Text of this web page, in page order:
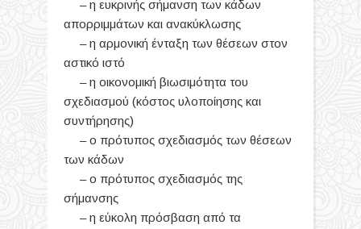
– η ευκρινής σήμανση των κάδων
απορριμμάτων και ανακύκλωσης
– η αρμονική ένταξη των θέσεων στον
αστικό ιστό
– η οικονομική βιωσιμότητα του
σχεδιασμού (κόστος υλοποίησης και
συντήρησης)
– ο πρότυπος σχεδιασμός των θέσεων
των κάδων
– ο πρότυπος σχεδιασμός της
σήμανσης
– η εύκολη πρόσβαση από τα